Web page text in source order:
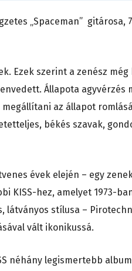
„Spaceman” gitárosa,
Ezek szerint a zenész még
Állapota agyvérzés
az állapot
békés szavak,
évek elején – egy
KISS-hez, amelyet 1973-
látványos stílusa –
vált ikonikussá.
néhány legismertebb